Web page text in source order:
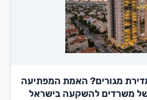
מגורים? האמת המפתיעה
משרדים להשקעה בישראל